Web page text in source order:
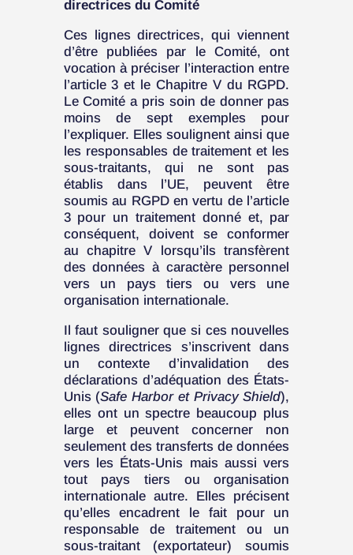
directrices du Comité
Ces lignes directrices, qui viennent
d’être publiées par le Comité, ont
vocation à préciser l’interaction entre
l’article 3 et le Chapitre V du RGPD.
Le Comité a pris soin de donner pas
moins de sept exemples pour
l’expliquer. Elles soulignent ainsi que
les responsables de traitement et les
sous-traitants, qui ne sont pas
établis dans l’UE, peuvent être
soumis au RGPD en vertu de l’article
3 pour un traitement donné et, par
conséquent, doivent se conformer
au chapitre V lorsqu’ils transfèrent
des données à caractère personnel
vers un pays tiers ou vers une
organisation internationale.
Il faut souligner que si ces nouvelles
lignes directrices s’inscrivent dans
un contexte d’invalidation des
déclarations d’adéquation des États-
Unis (Safe Harbor et Privacy Shield),
elles ont un spectre beaucoup plus
large et peuvent concerner non
seulement des transferts de données
vers les États-Unis mais aussi vers
tout pays tiers ou organisation
internationale autre. Elles précisent
qu’elles encadrent le fait pour un
responsable de traitement ou un
sous-traitant (exportateur) soumis